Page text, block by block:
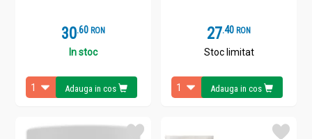
30.6 RON
In stoc
Adauga in cos
27.4 RON
Stoc limitat
Adauga in cos